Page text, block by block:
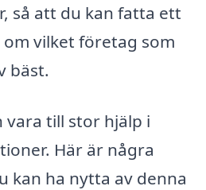
så att du kan fatta ett
vilket företag som
bäst.
vara till stor hjälp i
Här är några
kan ha nytta av denna